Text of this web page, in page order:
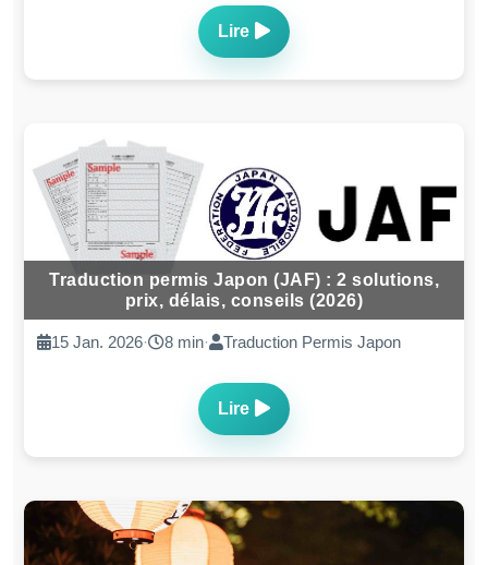
Lire
Traduction permis Japon (JAF) : 2 solutions,
prix, délais, conseils (2026)
15 Jan. 2026· 8 min· Traduction Permis Japon
Lire